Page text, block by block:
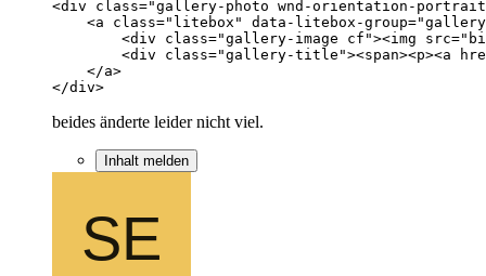
</div>
beides änderte leider nicht viel.
Inhalt melden